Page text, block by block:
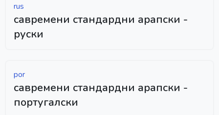
rus
савремени стандардни арапски -
руски
por
савремени стандардни арапски -
португалски